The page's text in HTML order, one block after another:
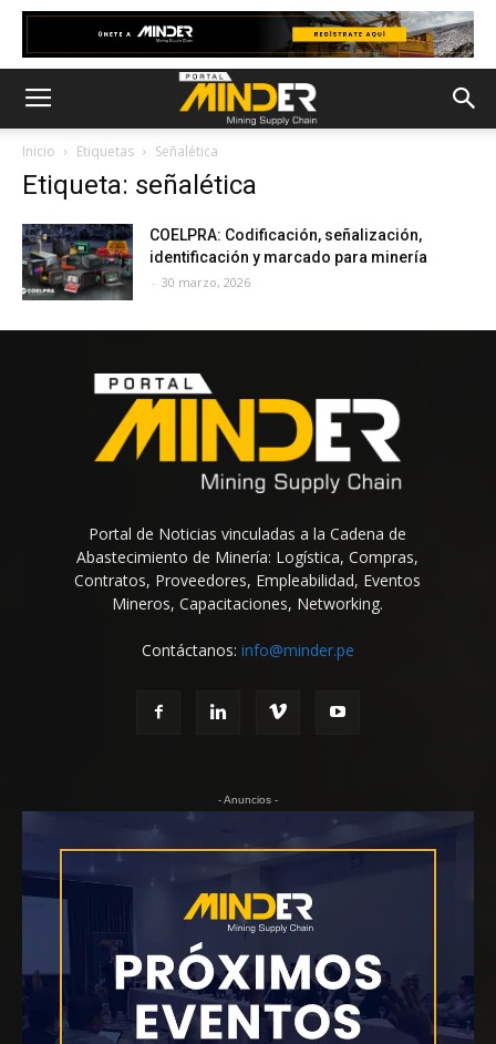
Inicio Etiquetas Señalética
Etiqueta: señalética
COELPRA: Codificación, señalización,
identificación y marcado para minería
- 30 marzo, 2026
Portal de Noticias vinculadas a la Cadena de
Abastecimiento de Minería: Logística, Compras,
Contratos, Proveedores, Empleabilidad, Eventos
Mineros, Capacitaciones, Networking.
Contáctanos: info@minder.pe
- Anuncios -